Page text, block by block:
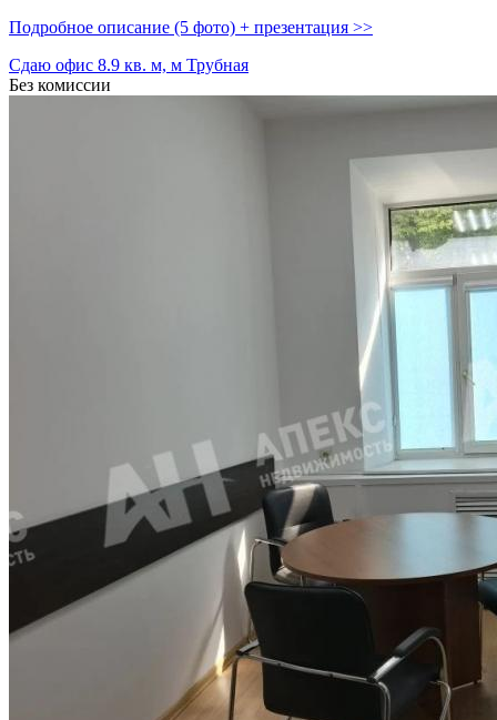
Подробное описание (5 фото) + презентация >>
Сдаю офис 8.9 кв. м, м Трубная
Без комиссии